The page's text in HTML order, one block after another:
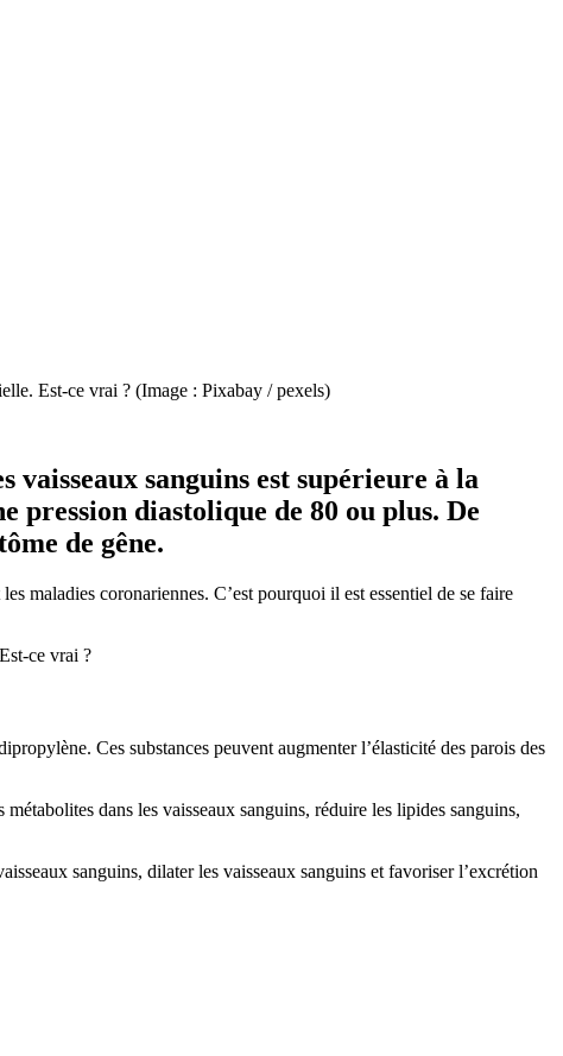
Est-ce vrai ? (Image : Pixabay / pexels)
sanguins est supérieure à la
pression diastolique de 80 ou plus. De
de gêne.
maladies coronariennes. C’est pourquoi il est essentiel de se faire
ce vrai ?
Ces substances peuvent augmenter l’élasticité des parois des
dans les vaisseaux sanguins, réduire les lipides sanguins,
sanguins, dilater les vaisseaux sanguins et favoriser l’excrétion